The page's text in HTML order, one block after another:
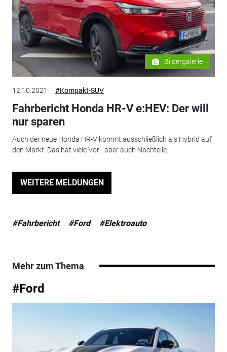
Bildergalerie
12.10.2021 #Kompakt-SUV
Fahrbericht Honda HR-V e:HEV: Der will
nur sparen
Auch der neue Honda HR-V kommt ausschließlich als Hybrid auf
den Markt. Das hat viele Vor-, aber auch Nachteile.
WEITERE MELDUNGEN
#Fahrbericht #Ford #Elektroauto
Mehr zum Thema
#Ford